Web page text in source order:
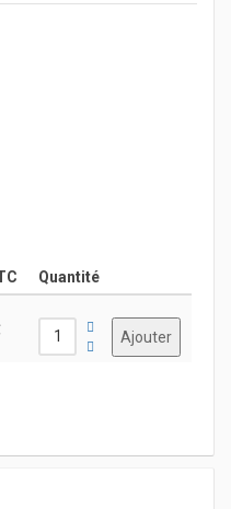
Quantité